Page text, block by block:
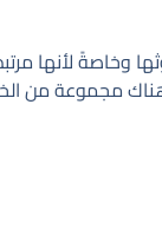
لأنها
هناك مجموعة